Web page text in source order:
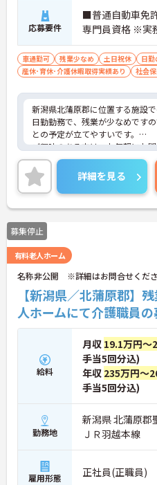
応募要件
■普通自動車免
専門員資格 ※実
車通勤可 残業少なめ 土日祝休 日勤
産休･育休･介護休暇取得実績あり
社会
新潟県北蒲原郡に位置する施設で
日勤勤務で、残業が少なめです
との予定が立てやすいです。
ご興味のある方は、お気軽にお
い。
詳細を見る
募集停止
有料老人ホーム
名称非公開 ※詳細はお問合せくだ
【新潟県／北蒲原郡】
人ホームにて介護職員
給料
月収 19.1万円～
手当5回分込)
年収 235万円～
手当5回分込)
勤務地
新潟県 北蒲原郡
ＪＲ羽越本線
雇用形態 正社員(正職員)